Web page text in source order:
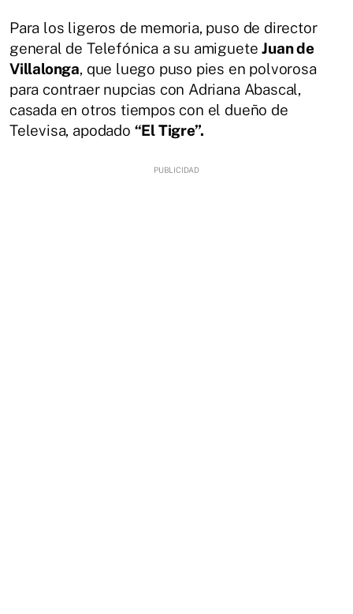
Para los ligeros de memoria, puso de director
general de Telefónica a su amigueteJuan de
Villalonga, que luego puso pies en polvorosa
para contraer nupcias con Adriana Abascal,
casada en otros tiempos con el dueño de
Televisa, apodado “El Tigre”.